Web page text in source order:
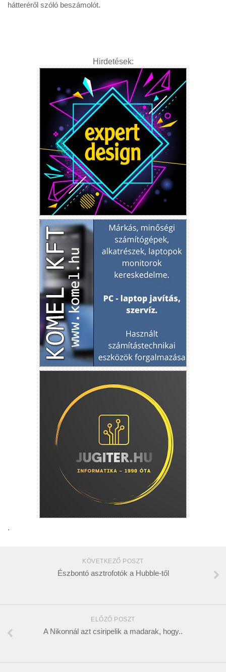
hátteréről szóló beszámolót.
Hirdetések:
.
KÖVETKEZŐ POSZT
Észbontó asztrofotók a Hubble-től
ELŐZŐ POSZT
A Nikonnál azt csiripelik a madarak, hogy..